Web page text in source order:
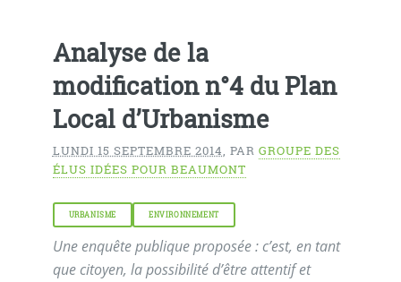
Analyse de la
modification n°4 du Plan
Local d’Urbanisme
LUNDI 15 SEPTEMBRE 2014, PAR GROUPE DES
ÉLUS IDÉES POUR BEAUMONT
URBANISME ENVIRONNEMENT
Une enquête publique proposée : c’est, en tant
que citoyen, la possibilité d’être attentif et